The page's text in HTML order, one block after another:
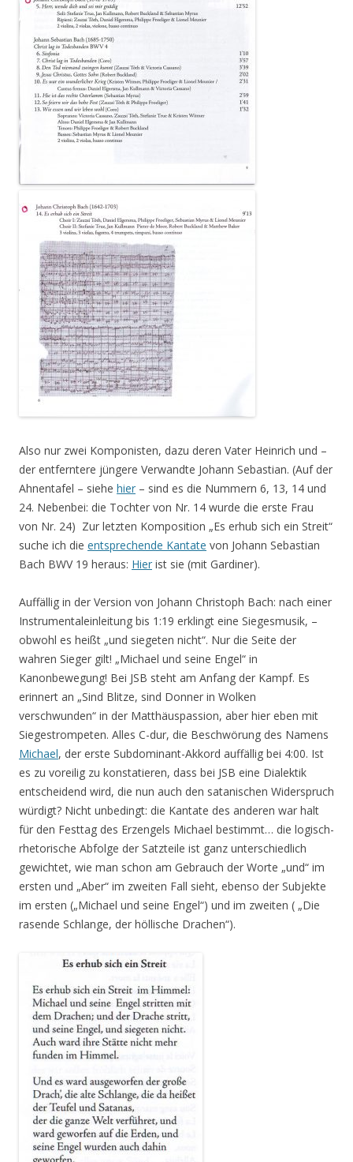
Also nur zwei Komponisten, dazu deren Vater Heinrich und –
der entferntere jüngere Verwandte Johann Sebastian. (Auf der
Ahnentafel – siehe hier – sind es die Nummern 6, 13, 14 und
24. Nebenbei: die Tochter von Nr. 14 wurde die erste Frau
von Nr. 24) Zur letzten Komposition „Es erhub sich ein Streit“
suche ich die entsprechende Kantate von Johann Sebastian
Bach BWV 19 heraus: Hier ist sie (mit Gardiner).
Auffällig in der Version von Johann Christoph Bach: nach einer
Instrumentaleinleitung bis 1:19 erklingt eine Siegesmusik, –
obwohl es heißt „und siegeten nicht“. Nur die Seite der
wahren Sieger gilt! „Michael und seine Engel“ in
Kanonbewegung! Bei JSB steht am Anfang der Kampf. Es
erinnert an „Sind Blitze, sind Donner in Wolken
verschwunden“ in der Matthäuspassion, aber hier eben mit
Siegestrompeten. Alles C-dur, die Beschwörung des Namens
Michael, der erste Subdominant-Akkord auffällig bei 4:00. Ist
es zu voreilig zu konstatieren, dass bei JSB eine Dialektik
entscheidend wird, die nun auch den satanischen Widerspruch
würdigt? Nicht unbedingt: die Kantate des anderen war halt
für den Festtag des Erzengels Michael bestimmt… die logisch-
rhetorische Abfolge der Satzteile ist ganz unterschiedlich
gewichtet, wie man schon am Gebrauch der Worte „und“ im
ersten und „Aber“ im zweiten Fall sieht, ebenso der Subjekte
im ersten („Michael und seine Engel“) und im zweiten ( „Die
rasende Schlange, der höllische Drachen“).